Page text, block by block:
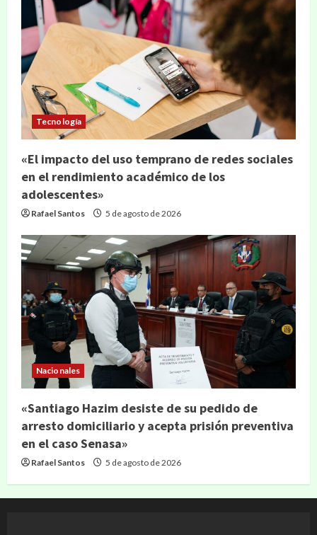
Tecnología
«El impacto del uso temprano de redes sociales
en el rendimiento académico de los
adolescentes»
Rafael Santos 5 de agosto de 2026
Nacionales
«Santiago Hazim desiste de su pedido de
arresto domiciliario y acepta prisión preventiva
en el caso Senasa»
Rafael Santos 5 de agosto de 2026